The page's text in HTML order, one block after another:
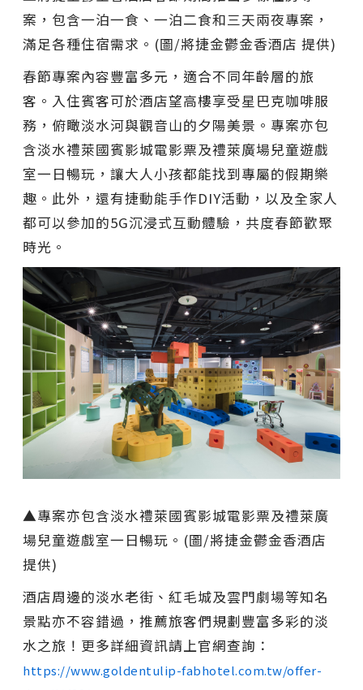
案，包含一泊一食、一泊二食和三天兩夜專案，
滿足各種住宿需求。(圖/將捷金鬱金香酒店 提供)
春節專案內容豐富多元，適合不同年齡層的旅
客。入住賓客可於酒店望高樓享受星巴克咖啡服
務，俯瞰淡水河與觀音山的夕陽美景。專案亦包
含淡水禮萊國賓影城電影票及禮萊廣場兒童遊戲
室一日暢玩，讓大人小孩都能找到專屬的假期樂
趣。此外，還有捷動能手作DIY活動，以及全家人
都可以參加的5G沉浸式互動體驗，共度春節歡聚
時光。
▲專案亦包含淡水禮萊國賓影城電影票及禮萊廣
場兒童遊戲室一日暢玩。(圖/將捷金鬱金香酒店
提供)
酒店周邊的淡水老街、紅毛城及雲門劇場等知名
景點亦不容錯過，推薦旅客們規劃豐富多彩的淡
水之旅！更多詳細資訊請上官網查詢：
https://www.goldentulip-fabhotel.com.tw/offer-